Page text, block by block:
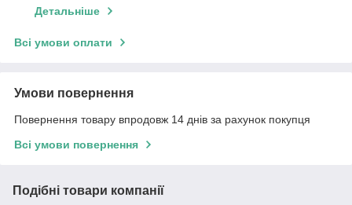
Детальніше
Всі умови оплати
Умови повернення
Повернення товару впродовж 14 днів за рахунок покупця
Всі умови повернення
Подібні товари компанії